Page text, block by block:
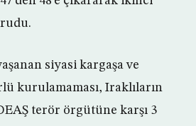
siyasi kargaşa ve
kurulamaması, Iraklıların
terör örgütüne karşı 3